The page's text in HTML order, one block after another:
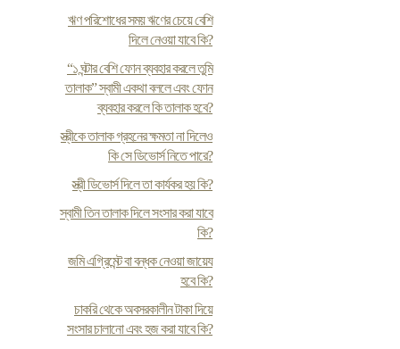
ঋণ পরিশোধের সময় ঋণের চেয়ে বেশি
দিলে নেওয়া যাবে কি?
“১ ঘন্টার বেশি ফোন ব্যবহার করলে তুমি
তালাক” স্বামী একথা বললে এবং ফোন
ব্যবহার করলে কি তালাক হবে?
স্ত্রীকে তালাক গ্রহনের ক্ষমতা না দিলেও
কি সে ডিভোর্স নিতে পারে?
স্ত্রী ডিভোর্স দিলে তা কার্যকর হয় কি?
স্বামী তিন তালাক দিলে সংসার করা যাবে
কি?
জমি এগ্রিমেন্ট বা বন্ধক নেওয়া জায়েয
হবে কি?
চাকরি থেকে অবসরকালীন টাকা দিয়ে
সংসার চালানো এবং হজ করা যাবে কি?